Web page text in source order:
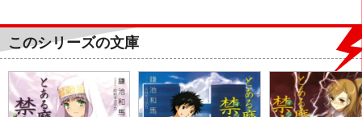
このシリーズの文庫